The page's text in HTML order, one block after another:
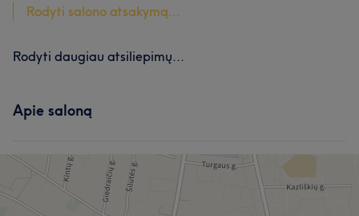
Rodyti salono atsakymą...
Rodyti daugiau atsiliepimų...
Apie saloną